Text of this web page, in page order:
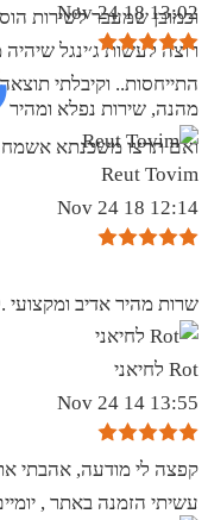
וכמובן שמעבר לשירות
רוצה לעשות ג׳ינגל
התייחסות.. וקיבלתי
ואם תרצו משכנתא אשמח
13:02 18 Nov 24
מהנה, שירות נפלא ומהיר
Reut Tovim
12:14 18 Nov 24
שרות מהיר אדיב ומקצועי
Rot לחיאני
13:55 14 Nov 24
קפצה לי מודעה, אהבתי
עשיתי הזמנה באתר ,